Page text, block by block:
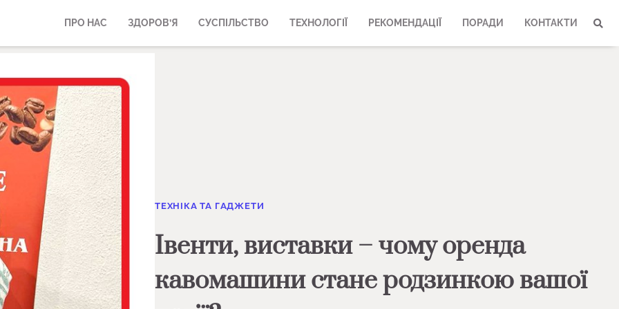
ПРО НАС ЗДОРОВ’Я СУСПІЛЬСТВО ТЕХНОЛОГІЇ РЕКОМЕНДАЦІЇ ПОРАДИ КОНТАКТИ
ТЕХНІКА ТА ГАДЖЕТИ
Івенти, виставки – чому оренда
кавомашини стане родзинкою вашої